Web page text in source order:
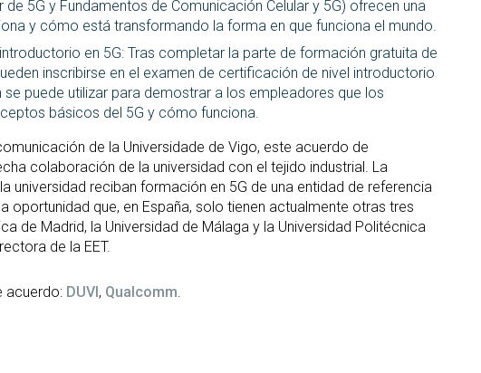
5G y Fundamentos de Comunicación Celular y 5G) ofrecen una
y cómo está transformando la forma en que funciona el mundo.
en 5G: Tras completar la parte de formación gratuita de
inscribirse en el examen de certificación de nivel introductorio
se puede utilizar para demostrar a los empleadores que los
básicos del 5G y cómo funciona.
de la Universidade de Vigo, este acuerdo de
colaboración de la universidad con el tejido industrial. La
universidad reciban formación en 5G de una entidad de referencia
oportunidad que, en España, solo tienen actualmente otras tres
de Madrid, la Universidad de Málaga y la Universidad Politécnica
de la EET.
acuerdo: DUVI, Qualcomm.